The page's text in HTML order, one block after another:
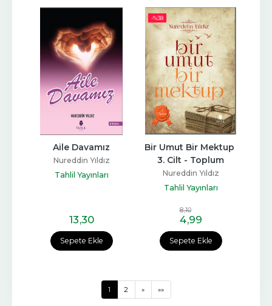
Sepete Ekle
Aile Davamız
Nureddin Yıldız
Tahlil Yayınları
13,30
-%38
Sepete Ekle
Bir Umut Bir Mektup
3. Cilt - Toplum
Nureddin Yıldız
Tahlil Yayınları
8,10
4,99
1 2 » »»